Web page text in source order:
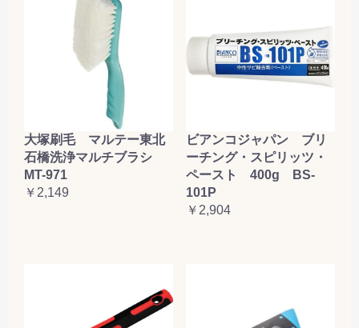
大塚刷毛 マルテー東北
石橋洗浄マルチブラシ
MT-971
￥2,149
ビアンコジャパン ブリ
ーチング・スピリッツ・
ペースト 400g BS-
101P
￥2,904